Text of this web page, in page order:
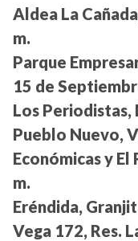
Aldea La
m.
Parque
15 de
Los Periodistas,
Pueblo Nuevo,
Económicas y El
m.
Eréndida,
Vega 172, Res.